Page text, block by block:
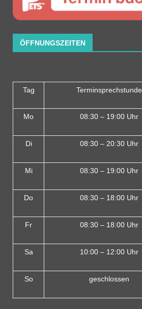
ÖFFNUNGSZEITEN
Tag Terminsprechstunde
Mo 08:30 – 19:00 Uhr
Di 08:30 – 20:30 Uhr
Mi 08:30 – 19:00 Uhr
Do 08:30 – 18:00 Uhr
Fr 08:30 – 18:00 Uhr
Sa 10:00 – 12:00 Uhr
So geschlossen